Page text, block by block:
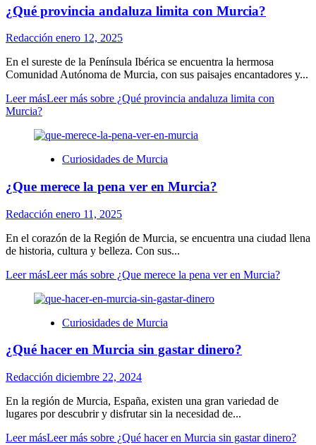
¿Qué provincia andaluza limita con Murcia?
Redacción enero 12, 2025
En el sureste de la Península Ibérica se encuentra la hermosa
Comunidad Autónoma de Murcia, con sus paisajes encantadores y...
Leer másLeer más sobre ¿Qué provincia andaluza limita con
Murcia?
Curiosidades de Murcia
¿Que merece la pena ver en Murcia?
Redacción enero 11, 2025
En el corazón de la Región de Murcia, se encuentra una ciudad llena
de historia, cultura y belleza. Con sus...
Leer másLeer más sobre ¿Que merece la pena ver en Murcia?
Curiosidades de Murcia
¿Qué hacer en Murcia sin gastar dinero?
Redacción diciembre 22, 2024
En la región de Murcia, España, existen una gran variedad de
lugares por descubrir y disfrutar sin la necesidad de...
Leer másLeer más sobre ¿Qué hacer en Murcia sin gastar dinero?